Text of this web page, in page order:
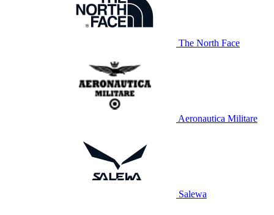
The North Face
Aeronautica Militare
Salewa